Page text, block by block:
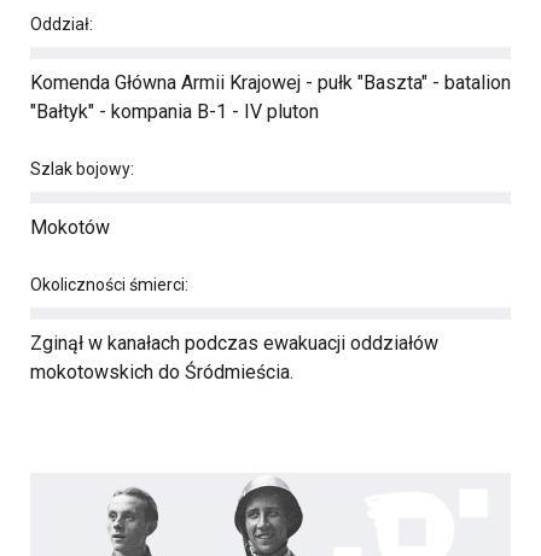
Oddział:
Komenda Główna Armii Krajowej - pułk "Baszta" - batalion
"Bałtyk" - kompania B-1 - IV pluton
Szlak bojowy:
Mokotów
Okoliczności śmierci:
Zginął w kanałach podczas ewakuacji oddziałów
mokotowskich do Śródmieścia.